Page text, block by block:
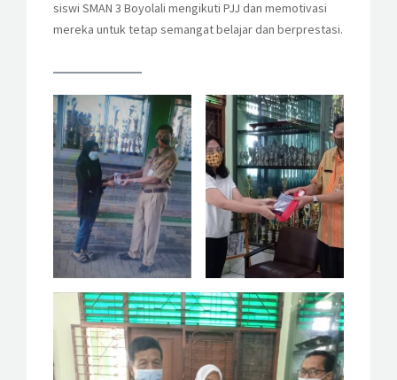
siswi SMAN 3 Boyolali mengikuti PJJ dan memotivasi
mereka untuk tetap semangat belajar dan berprestasi.